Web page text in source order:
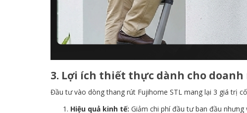
3. Lợi ích thiết thực dành cho
Đầu tư vào dòng thang rút Fujihome STL mang lại 3 giá trị
Hiệu quả kinh tế: Giảm chi phí đầu tư ban đầu